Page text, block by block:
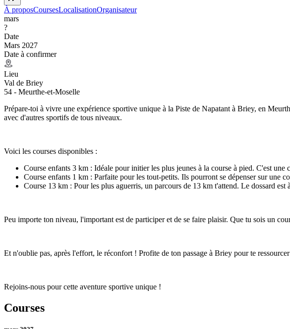
À proposCoursesLocalisationOrganisateur
mars
?
Date
Mars 2027
Date à confirmer
Lieu
Val de Briey
54 - Meurthe-et-Moselle
Prépare-toi à vivre une expérience sportive unique à la Piste de Napatant à Briey, en
avec d'autres sportifs de tous niveaux.
Voici les courses disponibles :
Course enfants 3 km : Idéale pour initier les plus jeunes à la course à pied. C'est une
Course enfants 1 km : Parfaite pour les tout-petits. Ils pourront se dépenser sur une
Course 13 km : Pour les plus aguerris, un parcours de 13 km t'attend. Le dossard est
Peu importe ton niveau, l'important est de participer et de se faire plaisir. Que tu sois un
Et n'oublie pas, après l'effort, le réconfort ! Profite de ton passage à Briey pour te
Rejoins-nous pour cette aventure sportive unique !
Courses